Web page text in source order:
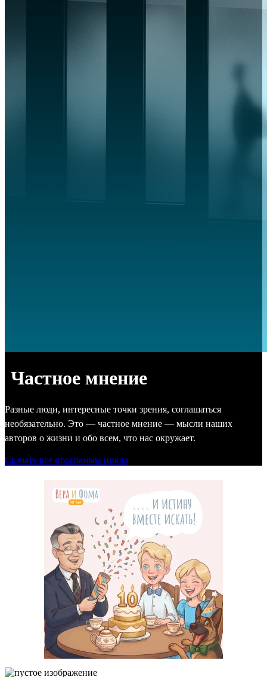
Частное мнение
Разные люди, интересные точки зрения, соглашаться
необязательно. Это — частное мнение — мысли наших
авторов о жизни и обо всем, что нас окружает.
Скачать все программы цикла